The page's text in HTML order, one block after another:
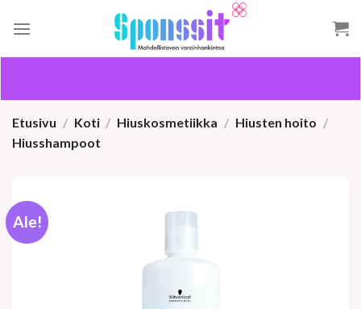
Etusivu / Koti / Hiuskosmetiikka / Hiusten hoito /
Hiusshampoot
Ale!